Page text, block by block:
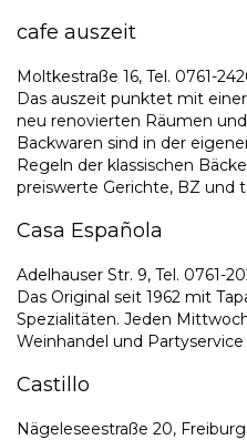
cafe auszeit
Moltkestraße 16, Tel. 0761-
Das auszeit punktet mit
neu renovierten Räumen
Backwaren sind in der
Regeln der klassischen
preiswerte Gerichte, BZ und
Casa Española
Adelhauser Str. 9, Tel. 0761-
Das Original seit 1962 mit
Spezialitäten. Jeden
Weinhandel und Partyservice
Castillo
Nägeleseestraße 20,